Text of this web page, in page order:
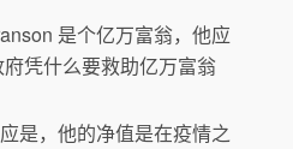
是个亿万富翁，他应
凭什么要救助亿万富翁
是，他的净值是在疫情之